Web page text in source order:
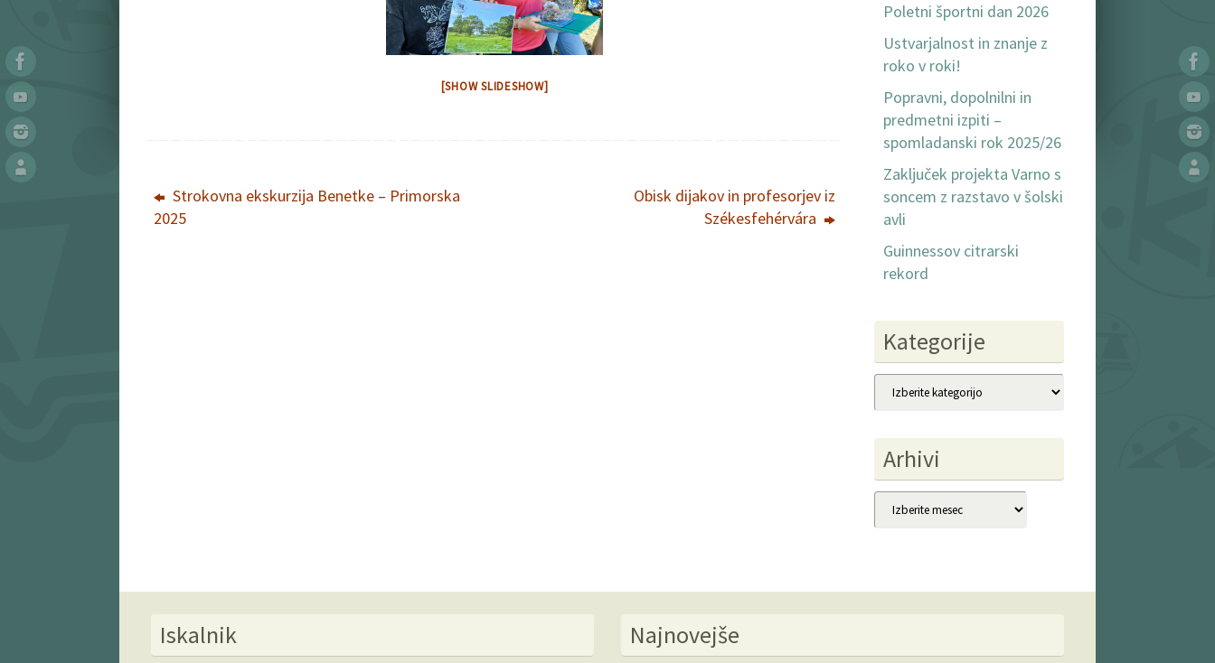
[SHOW SLIDESHOW]
Strokovna ekskurzija Benetke – Primorska
2025
Obisk dijakov in profesorjev iz
Székesfehérvára
Poletni športni dan 2026
Ustvarjalnost in znanje z
roko v roki!
Popravni, dopolnilni in
predmetni izpiti –
spomladanski rok 2025/26
Zaključek projekta Varno s
soncem z razstavo v šolski
avli
Guinnessov citrarski
rekord
Kategorije
Kategorije
Arhivi
Arhivi
Iskalnik Najnovejše